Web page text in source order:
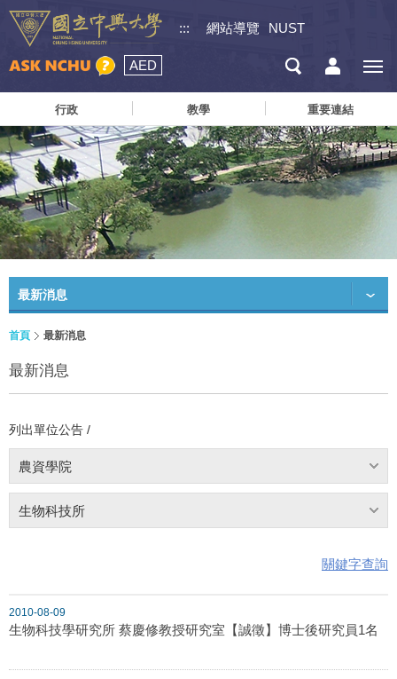
::: 網站導覽 NUST
AED
行政 教學 重要連結
最新消息
首頁 最新消息
最新消息
列出單位公告 /
農資學院
生物科技所
關鍵字查詢
2010-08-09
生物科技學研究所 蔡慶修教授研究室【誠徵】博士後研究員1名